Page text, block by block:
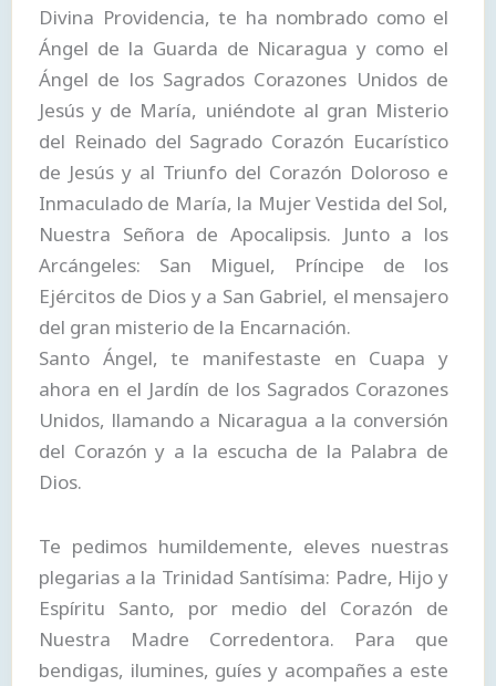
Divina Providencia, te ha nombrado como el
Ángel de la Guarda de Nicaragua y como el
Ángel de los Sagrados Corazones Unidos de
Jesús y de María, uniéndote al gran Misterio
del Reinado del Sagrado Corazón Eucarístico
de Jesús y al Triunfo del Corazón Doloroso e
Inmaculado de María, la Mujer Vestida del Sol,
Nuestra Señora de Apocalipsis. Junto a los
Arcángeles: San Miguel, Príncipe de los
Ejércitos de Dios y a San Gabriel, el mensajero
del gran misterio de la Encarnación.
Santo Ángel, te manifestaste en Cuapa y
ahora en el Jardín de los Sagrados Corazones
Unidos, llamando a Nicaragua a la conversión
del Corazón y a la escucha de la Palabra de
Dios.
Te pedimos humildemente, eleves nuestras
plegarias a la Trinidad Santísima: Padre, Hijo y
Espíritu Santo, por medio del Corazón de
Nuestra Madre Corredentora. Para que
bendigas, ilumines, guíes y acompañes a este